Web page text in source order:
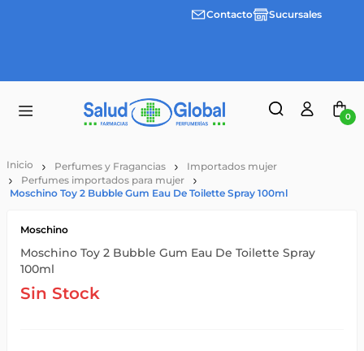
Envíos
3 cuotas Contacto Sucursales
0
Perfumes y Fragancias
Importados mujer
Perfumes importados para mujer
Moschino Toy 2 Bubble Gum Eau De Toilette Spray 100ml
Moschino
Moschino Toy 2 Bubble Gum Eau De Toilette Spray
100ml
Sin Stock